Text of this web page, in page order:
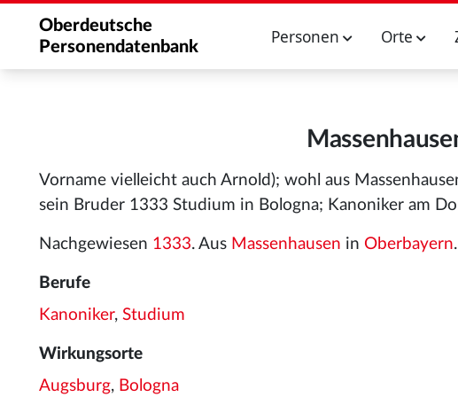
Oberdeutsche
Personendatenbank
Personen Orte
Vorname vielleicht auch Arnold); wohl aus
sein Bruder 1333 Studium in Bologna; Kanoniker am
Nachgewiesen 1333. Aus Massenhausen in Oberbayern.
Berufe
Kanoniker, Studium
Wirkungsorte
Augsburg, Bologna